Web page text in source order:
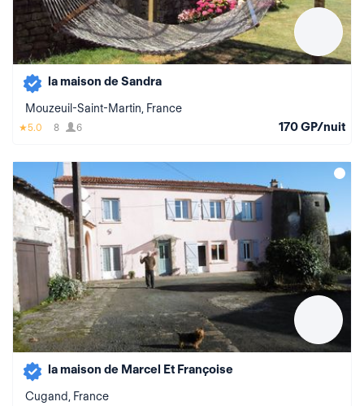
la maison de Sandra
Mouzeuil-Saint-Martin, France
5.0 8 6 170 GP/nuit
la maison de Marcel Et Françoise
Cugand, France